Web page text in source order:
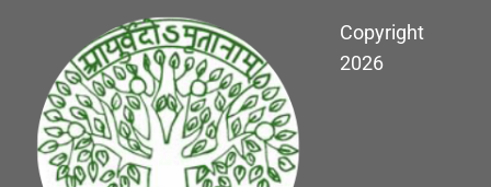
Copyright
2026